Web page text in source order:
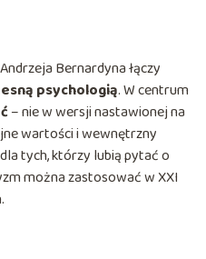
Andrzeja Bernardyna łączy
psychologią. W centrum
– nie w wersji nastawionej na
wartości i wewnętrzny
tych, którzy lubią pytać o
można zastosować w XXI